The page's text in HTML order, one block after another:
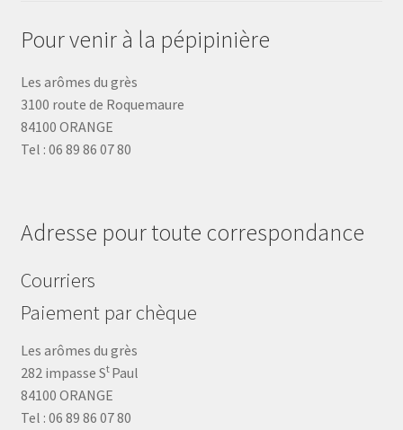
Pour venir à la pépipinière
Les arômes du grès
3100 route de Roquemaure
84100 ORANGE
Tel : 06 89 86 07 80
Adresse pour toute correspondance
Courriers
Paiement par chèque
Les arômes du grès
282 impasse St Paul
84100 ORANGE
Tel : 06 89 86 07 80